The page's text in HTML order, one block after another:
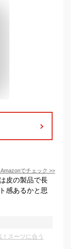
Amazonでチェック >>
皮の製品で長
感あるかと思
スーツに合う